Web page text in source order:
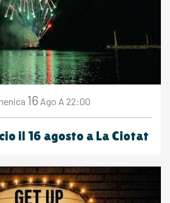
16 Ago A 22:00
il 16 agosto a La Ciotat